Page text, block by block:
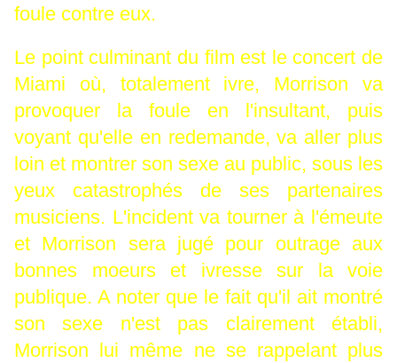
foule contre eux.
Le point culminant du film est le concert de
Miami où, totalement ivre, Morrison va
provoquer la foule en l'insultant, puis
voyant qu'elle en redemande, va aller plus
loin et montrer son sexe au public, sous les
yeux catastrophés de ses partenaires
musiciens. L'incident va tourner à l'émeute
et Morrison sera jugé pour outrage aux
bonnes moeurs et ivresse sur la voie
publique. A noter que le fait qu'il ait montré
son sexe n'est pas clairement établi,
Morrison lui même ne se rappelant plus